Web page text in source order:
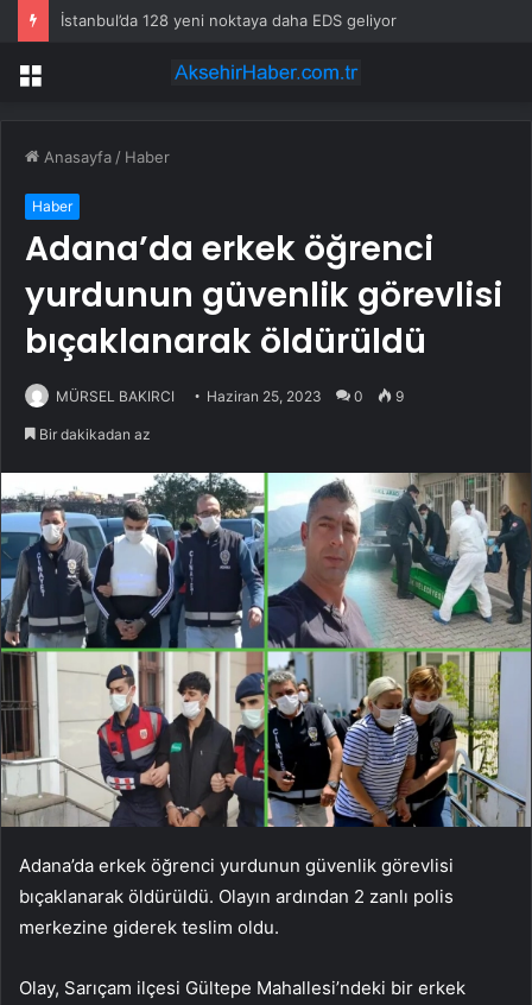
İstanbul’da 128 yeni noktaya daha EDS geliyor
Menü
Anasayfa / Haber
Haber
Adana’da erkek öğrenci
yurdunun güvenlik görevlisi
bıçaklanarak öldürüldü
MÜRSEL BAKIRCI Haziran 25, 2023 0 9
Bir dakikadan az
Adana’da erkek öğrenci yurdunun güvenlik görevlisi
bıçaklanarak öldürüldü. Olayın ardından 2 zanlı polis
merkezine giderek teslim oldu.
Olay, Sarıçam ilçesi Gültepe Mahallesi’ndeki bir erkek